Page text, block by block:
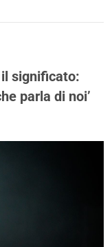
il significato:
parla di noi’